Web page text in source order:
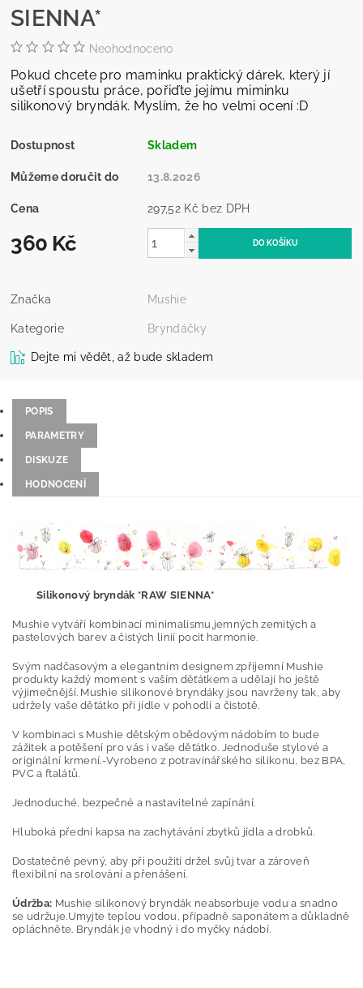
SIENNA*
Neohodnoceno
Pokud chcete pro maminku praktický dárek, který jí
ušetří spoustu práce, pořiďte jejímu miminku
silikonový bryndák. Myslím, že ho velmi ocení :D
Dostupnost Skladem
Můžeme doručit do 13.8.2026
Cena 297,52 Kč bez DPH
360 Kč
Značka Mushie
Kategorie Bryndáčky
Dejte mi vědět, až bude skladem
POPIS
PARAMETRY
DISKUZE
HODNOCENÍ
Silikonový bryndák *RAW SIENNA*
Mushie vytváří kombinací minimalismu,jemných zemitých a
pastelových barev a čistých linií pocit harmonie.
Svým nadčasovým a elegantním designem zpříjemní Mushie
produkty každý moment s vaším děťátkem a udělají ho ještě
výjimečnější. Mushie silikonové bryndáky jsou navrženy tak, aby
udržely vaše děťátko při jídle v pohodlí a čistotě.
V kombinaci s Mushie dětským obědovým nádobím to bude
zážitek a potěšení pro vás i vaše děťátko. Jednoduše stylové a
originální krmení.-Vyrobeno z potravinářského silikonu, bez BPA,
PVC a ftalátů.
Jednoduché, bezpečné a nastavitelné zapínání.
Hluboká přední kapsa na zachytávání zbytků jídla a drobků.
Dostatečně pevný, aby při použití držel svůj tvar a zároveň
flexibilní na srolování a přenášení.
Údržba: Mushie silikonový bryndák neabsorbuje vodu a snadno
se udržuje.Umyjte teplou vodou, případně saponátem a důkladně
opláchněte. Bryndák je vhodný i do myčky nádobí.